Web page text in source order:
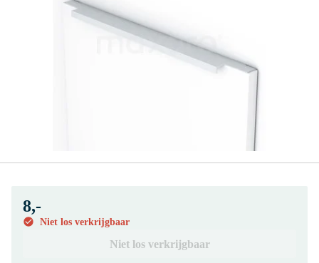
8,-
Niet los verkrijgbaar
Niet los verkrijgbaar